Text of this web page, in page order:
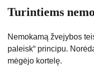
Turintiems
Nemokamą žvejybos
paleisk“ principu.
mėgėjo kortelę.